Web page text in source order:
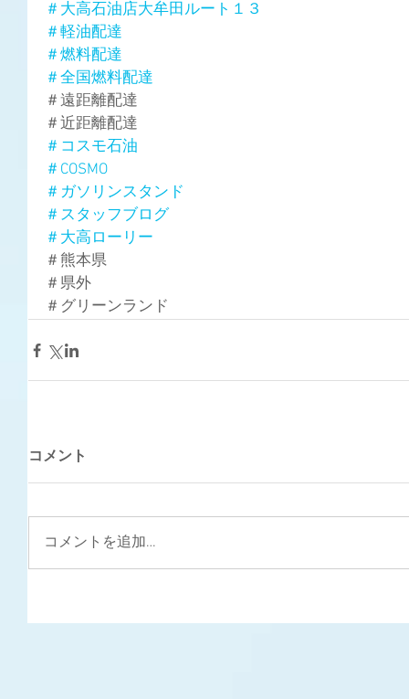
＃大高石油店大牟田ルート１３
＃軽油配達
＃燃料配達
＃全国燃料配達
＃遠距離配達
＃近距離配達
＃コスモ石油
＃COSMO
＃ガソリンスタンド
＃スタッフブログ
＃大高ローリー
＃熊本県
＃県外
＃グリーンランド
コメント
コメントを追加…